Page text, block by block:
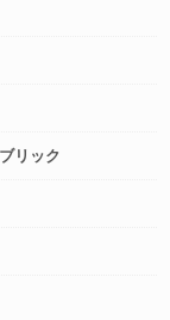
リック